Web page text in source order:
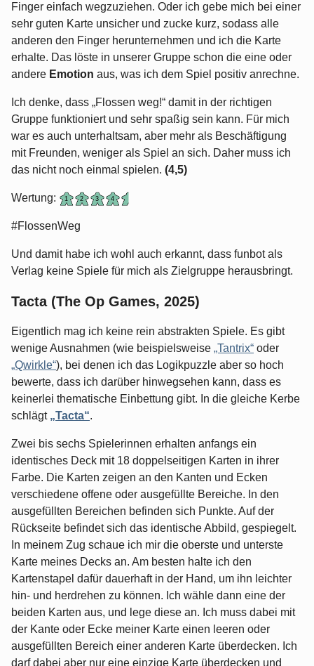
Finger einfach wegzuziehen. Oder ich gebe mich bei einer
sehr guten Karte unsicher und zucke kurz, sodass alle
anderen den Finger herunternehmen und ich die Karte
erhalte. Das löste in unserer Gruppe schon die eine oder
andere Emotion aus, was ich dem Spiel positiv anrechne.
Ich denke, dass „Flossen weg!“ damit in der richtigen
Gruppe funktioniert und sehr spaßig sein kann. Für mich
war es auch unterhaltsam, aber mehr als Beschäftigung
mit Freunden, weniger als Spiel an sich. Daher muss ich
das nicht noch einmal spielen. (4,5)
Wertung:
#FlossenWeg
Und damit habe ich wohl auch erkannt, dass funbot als
Verlag keine Spiele für mich als Zielgruppe herausbringt.
Tacta (The Op Games, 2025)
Eigentlich mag ich keine rein abstrakten Spiele. Es gibt
wenige Ausnahmen (wie beispielsweise „Tantrix“ oder
„Qwirkle“), bei denen ich das Logikpuzzle aber so hoch
bewerte, dass ich darüber hinwegsehen kann, dass es
keinerlei thematische Einbettung gibt. In die gleiche Kerbe
schlägt „Tacta“.
Zwei bis sechs Spielerinnen erhalten anfangs ein
identisches Deck mit 18 doppelseitigen Karten in ihrer
Farbe. Die Karten zeigen an den Kanten und Ecken
verschiedene offene oder ausgefüllte Bereiche. In den
ausgefüllten Bereichen befinden sich Punkte. Auf der
Rückseite befindet sich das identische Abbild, gespiegelt.
In meinem Zug schaue ich mir die oberste und unterste
Karte meines Decks an. Am besten halte ich den
Kartenstapel dafür dauerhaft in der Hand, um ihn leichter
hin- und herdrehen zu können. Ich wähle dann eine der
beiden Karten aus, und lege diese an. Ich muss dabei mit
der Kante oder Ecke meiner Karte einen leeren oder
ausgefüllten Bereich einer anderen Karte überdecken. Ich
darf dabei aber nur eine einzige Karte überdecken und